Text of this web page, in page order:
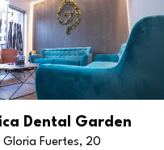
Dental Garden
Gloria Fuertes, 20